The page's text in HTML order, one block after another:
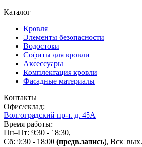
Каталог
Кровля
Элементы безопасности
Водостоки
Софиты для кровли
Аксессуары
Комплектация кровли
Фасадные материалы
Контакты
Офис/склад:
Волгоградский пр-т. д. 45А
Время работы:
Пн–Пт: 9:30 - 18:30,
Сб: 9:30 - 18:00 (предв.запись), Вск: вых.